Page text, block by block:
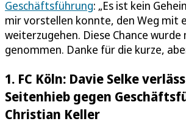
Geschäftsführung: „Es ist kein
mir vorstellen konnte, den Weg mit
weiterzugehen. Diese Chance wurde
genommen. Danke für die kurze,
1. FC Köln: Davie Selke
Seitenhieb gegen
Christian Keller